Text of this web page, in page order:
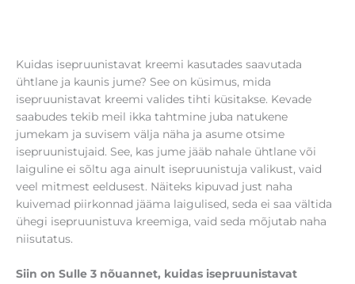
Kuidas isepruunistavat kreemi kasutades saavutada
ühtlane ja kaunis jume? See on küsimus, mida
isepruunistavat kreemi valides tihti küsitakse. Kevade
saabudes tekib meil ikka tahtmine juba natukene
jumekam ja suvisem välja näha ja asume otsime
isepruunistujaid. See, kas jume jääb nahale ühtlane või
laiguline ei sõltu aga ainult isepruunistuja valikust, vaid
veel mitmest eeldusest. Näiteks kipuvad just naha
kuivemad piirkonnad jääma laigulised, seda ei saa vältida
ühegi isepruunistuva kreemiga, vaid seda mõjutab naha
niisutatus.
Siin on Sulle 3 nõuannet, kuidas isepruunistavat